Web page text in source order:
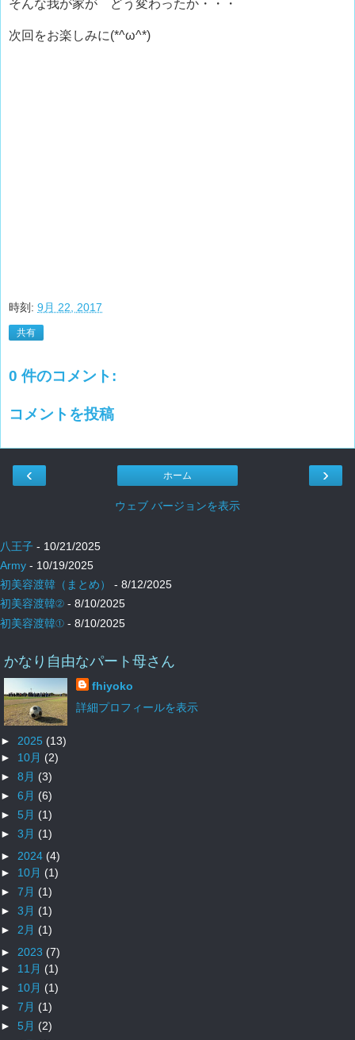
そんな我が家が どう変わったか・・・
次回をお楽しみに(*^ω^*)
時刻: 9月 22, 2017
共有
0 件のコメント:
コメントを投稿
‹ ›
ホーム
ウェブ バージョンを表示
八王子 - 10/21/2025
Army - 10/19/2025
初美容渡韓（まとめ）
- 8/12/2025
初美容渡韓② - 8/10/2025
初美容渡韓① - 8/10/2025
かなり自由なパート母さん
fhiyoko
詳細プロフィールを表示
► 2025 (13)
► 10月 (2)
► 8月 (3)
► 6月 (6)
► 5月 (1)
► 3月 (1)
► 2024 (4)
► 10月 (1)
► 7月 (1)
► 3月 (1)
► 2月 (1)
► 2023 (7)
► 11月 (1)
► 10月 (1)
► 7月 (1)
► 5月 (2)